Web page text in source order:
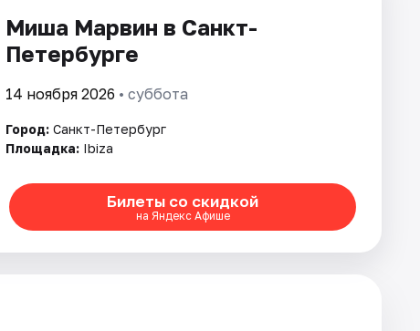
Миша Марвин в Санкт-
Петербурге
14 ноября 2026 • суббота
Город: Санкт-Петербург
Площадка: Ibiza
Билеты со скидкой
на Яндекс Афише